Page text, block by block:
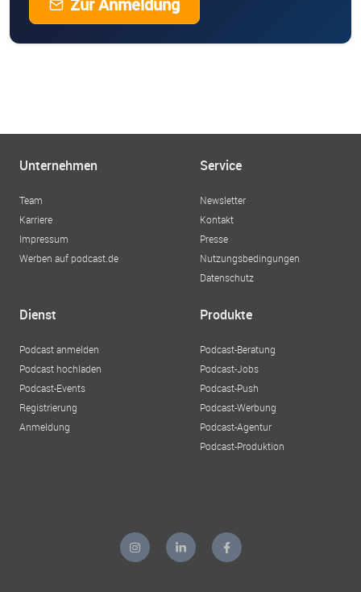
Unternehmen
Team
Karriere
Impressum
Werben auf podcast.de
Service
Newsletter
Kontakt
Presse
Nutzungsbedingungen
Datenschutz
Dienst
Podcast anmelden
Podcast hochladen
Podcast-Events
Registrierung
Anmeldung
Produkte
Podcast-Beratung
Podcast-Jobs
Podcast-Push
Podcast-Werbung
Podcast-Agentur
Podcast-Produktion